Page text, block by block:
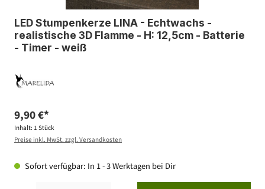
LED Stumpenkerze LINA - Echtwachs -
realistische 3D Flamme - H: 12,5cm - Batterie
- Timer - weiß
9,90 €*
Inhalt: 1 Stück
Preise inkl. MwSt. zzgl. Versandkosten
Sofort verfügbar: In 1 - 3 Werktagen bei Dir